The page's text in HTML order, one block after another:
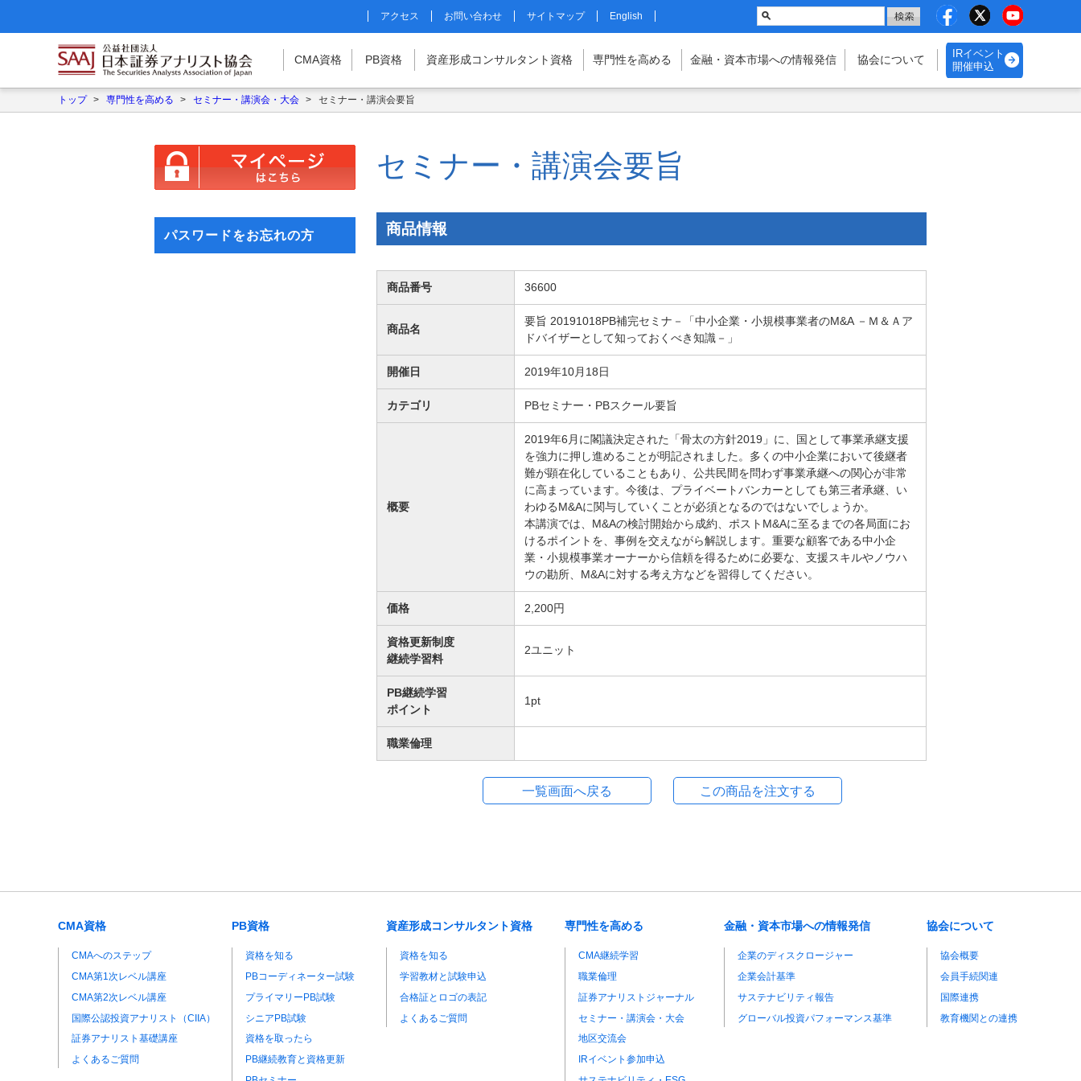
アクセス お問い合わせ サイトマップ English
CMA資格 PB資格 資産形成コンサルタント 資格 専門性を高める 金融・資本市場への情報発信 協会について
IRイベント
開催申込
トップ > 専門性を高める > セミナー・講演会・大会 > セミナー・講演会要旨
セミナー・講演会要旨
商品情報
商品番号 36600
商品名
要旨 20191018PB補完セミナ－「中小企業・小規模事業者のM&A －Ｍ＆Ａア
ドバイザーとして知っておくべき知識－」
開催日 2019年10月18日
カテゴリ PBセミナー・PBスクール要旨
概要
2019年6月に閣議決定された「骨太の方針2019」に、国として事業承継支援
を強力に押し進めることが明記されました。多くの中小企業において後継者
難が顕在化していることもあり、公共民間を問わず事業承継への関心が非常
に高まっています。今後は、プライベートバンカーとしても第三者承継、い
わゆるM&Aに関与していくことが必須となるのではないでしょうか。
本講演では、M&Aの検討開始から成約、ポストM&Aに至るまでの各局面にお
けるポイントを、事例を交えながら解説します。重要な顧客である中小企
業・小規模事業オーナーから信頼を得るために必要な、支援スキルやノウハ
ウの勘所、M&Aに対する考え方などを習得してください。
価格 2,200円
資格更新制度
継続学習料
2ユニット
PB継続学習
ポイント
1 pt
職業倫理
マイページはこちら
パスワードをお忘れの方
CMA資格
CMAへのステップ
CMA第1次レベル講座
CMA第2次レベル講座
国際公認投資アナリスト（CIIA）
証券アナリスト基礎講座
よくあるご質問
PB資格
資格を知る
PBコーディネーター試験
プライマリーPB試験
シニアPB試験
資格を取ったら
PB継続教育と資格更新
資産形成コンサルタント資格
資格を知る
学習教材と試験申込
合格証とロゴの表記
よくあるご質問
専門性を高める
CMA継続学習
職業倫理
証券アナリストジャーナル
セミナー・講演会・大会
地区交流会
IRイベント参加申込
金融・資本市場への情報発信
企業のディスクロージャー
企業会計基準
サステナビリティ報告
グローバル投資パフォーマンス基準
協会について
協会概要
会員手続関連
国際連携
教育機関との連携